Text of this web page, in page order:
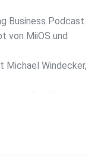
Business Podcast
von MiiOS und
Michael Windecker,
GmbH, über